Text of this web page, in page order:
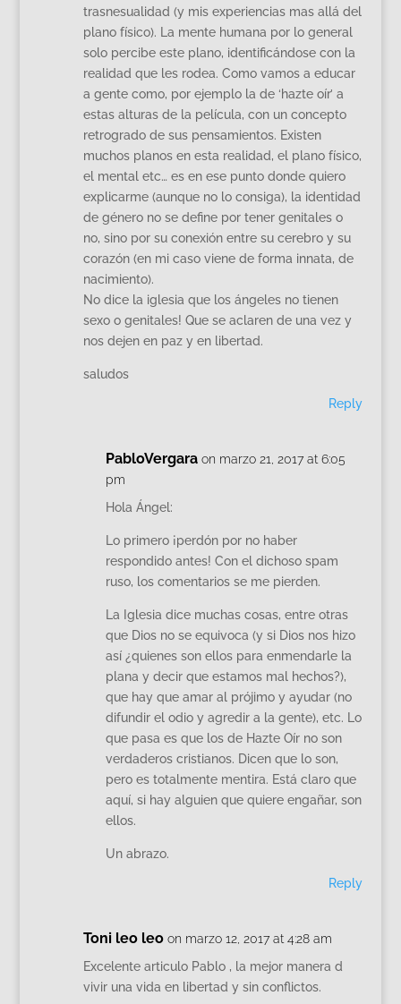
trasnesualidad (y mis experiencias mas allá del
plano físico). La mente humana por lo general
solo percibe este plano, identificándose con la
realidad que les rodea. Como vamos a educar
a gente como, por ejemplo la de ‘hazte oír’ a
estas alturas de la película, con un concepto
retrogrado de sus pensamientos. Existen
muchos planos en esta realidad, el plano físico,
el mental etc… es en ese punto donde quiero
explicarme (aunque no lo consiga), la identidad
de género no se define por tener genitales o
no, sino por su conexión entre su cerebro y su
corazón (en mi caso viene de forma innata, de
nacimiento).
No dice la iglesia que los ángeles no tienen
sexo o genitales! Que se aclaren de una vez y
nos dejen en paz y en libertad.
saludos
Reply
PabloVergara on marzo 21, 2017 at 6:05
pm
Hola Ángel:
Lo primero ¡perdón por no haber
respondido antes! Con el dichoso spam
ruso, los comentarios se me pierden.
La Iglesia dice muchas cosas, entre otras
que Dios no se equivoca (y si Dios nos hizo
así ¿quienes son ellos para enmendarle la
plana y decir que estamos mal hechos?),
que hay que amar al prójimo y ayudar (no
difundir el odio y agredir a la gente), etc. Lo
que pasa es que los de Hazte Oír no son
verdaderos cristianos. Dicen que lo son,
pero es totalmente mentira. Está claro que
aquí, si hay alguien que quiere engañar, son
ellos.
Un abrazo.
Reply
Toni leo leo on marzo 12, 2017 at 4:28 am
Excelente articulo Pablo , la mejor manera d
vivir una vida en libertad y sin conflictos.